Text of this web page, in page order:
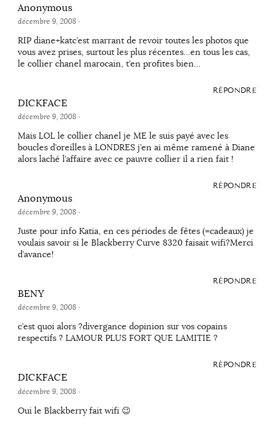
Anonymous
décembre 9, 2008 ·
RIP diane+katc’est marrant de revoir toutes les photos que
vous avez prises, surtout les plus récentes…en tous les cas,
le collier chanel marocain, t’en profites bien…
RÉPONDRE
DICKFACE
décembre 9, 2008 ·
Mais LOL le collier chanel je ME le suis payé avec les
boucles d’oreilles à LONDRES j’en ai même ramené à Diane
alors laché l’affaire avec ce pauvre collier il a rien fait !
RÉPONDRE
Anonymous
décembre 9, 2008 ·
Juste pour info Katia, en ces périodes de fêtes (=cadeaux) je
voulais savoir si le Blackberry Curve 8320 faisait wifi?Merci
d’avance!
RÉPONDRE
BENY
décembre 9, 2008 ·
c’est quoi alors ?divergance dopinion sur vos copains
respectifs ? LAMOUR PLUS FORT QUE LAMITIE ?
RÉPONDRE
DICKFACE
décembre 9, 2008 ·
Oui le Blackberry fait wifi 😉